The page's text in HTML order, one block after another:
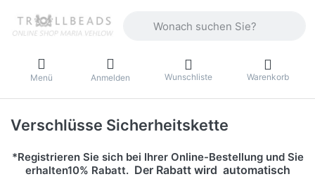
Menü Anmelden Wunschliste Warenkorb
Verschlüsse Sicherheitskette
*Registrieren Sie sich bei Ihrer Online-Bestellung und Sie
erhalten10% Rabatt. Der Rabatt wird automatisch